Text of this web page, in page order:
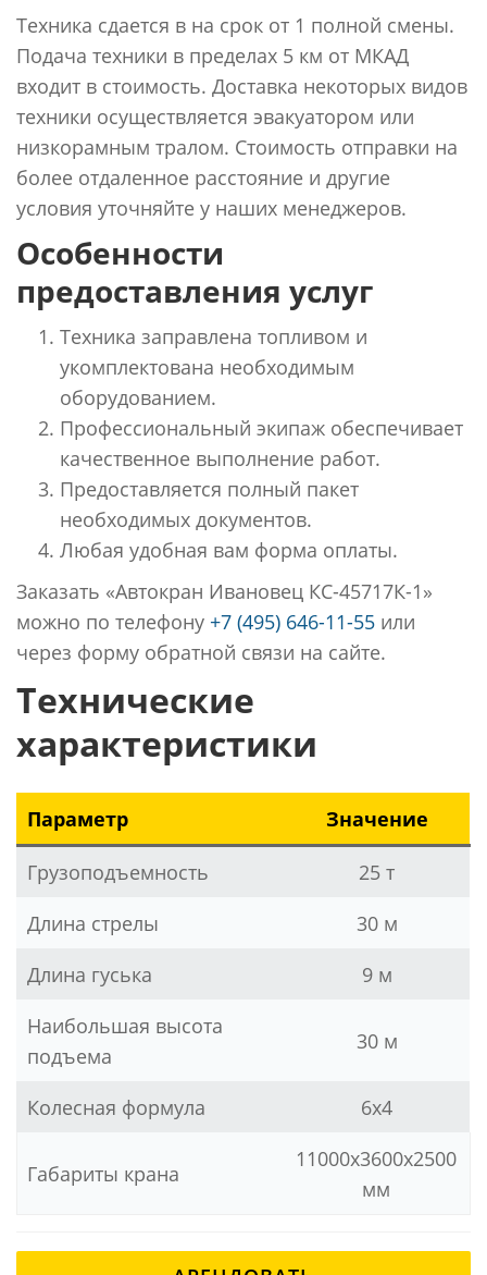
Техника сдается в на срок от 1 полной смены.
Подача техники в пределах 5 км от МКАД
входит в стоимость. Доставка некоторых видов
техники осуществляется эвакуатором или
низкорамным тралом. Стоимость отправки на
более отдаленное расстояние и другие
условия уточняйте у наших менеджеров.
Особенности
предоставления услуг
Техника заправлена топливом и
укомплектована необходимым
оборудованием.
Профессиональный экипаж обеспечивает
качественное выполнение работ.
Предоставляется полный пакет
необходимых документов.
Любая удобная вам форма оплаты.
Заказать «Автокран Ивановец КС-45717К-1»
можно по телефону +7 (495) 646-11-55 или
через форму обратной связи на сайте.
Технические
характеристики
Параметр Значение
Грузоподъемность
25 т
Длина стрелы
30 м
Длина гуська
9 м
Наибольшая высота
подъема
30 м
Колесная формула 6x4
Габариты крана
11000x3600x2500
мм